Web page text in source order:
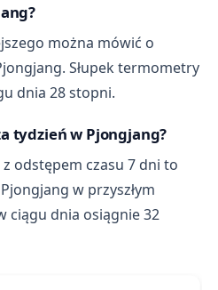
można mówić o
Słupek termometry
dnia 28 stopni.
tydzień w Pjongjang?
odstępem czasu 7 dni to
w przyszłym
ciągu dnia osiągnie 32